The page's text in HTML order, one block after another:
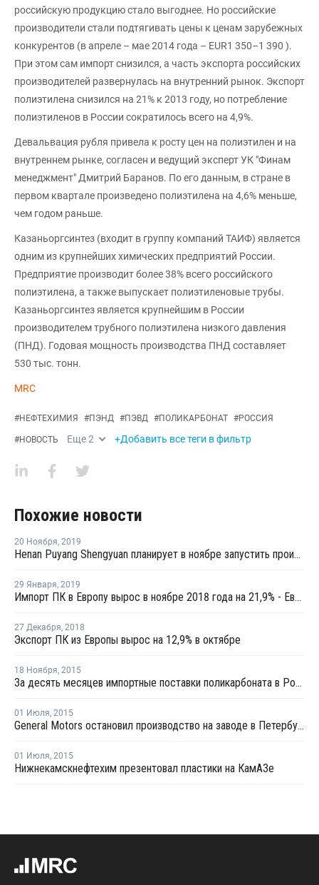
российскую продукцию стало выгоднее. Но российские
производители стали подтягивать цены к ценам зарубежных
конкурентов (в апреле – мае 2014 года – EUR1 350–1 390 ).
При этом сам импорт снизился, а часть экспорта российских
производителей развернулась на внутренний рынок. Экспорт
полиэтилена снизился на 21% к 2013 году, но потребление
полиэтиленов в России сократилось всего на 4,9%.
Девальвация рубля привела к росту цен на полиэтилен и на
внутреннем рынке, согласен и ведущий эксперт УК "Финам
менеджмент" Дмитрий Баранов. По его данным, в стране в
первом квартале произведено полиэтилена на 4,6% меньше,
чем годом раньше.
Казаньоргсинтез (входит в группу компаний ТАИФ) является
одним из крупнейших химических предприятий России.
Предприятие производит более 38% всего российского
полиэтилена, а также выпускает полиэтиленовые трубы.
Казаньоргсинтез является крупнейшим в России
производителем трубного полиэтилена низкого давления
(ПНД). Годовая мощность производства ПНД составляет
530 тыс. тонн.
MRC
#НЕФТЕХИМИЯ #ПЭНД #ПЭВД #ПОЛИКАРБОНАТ #РОССИЯ
#НОВОСТЬ Еще2 +Добавить все теги в фильтр
Похожие новости
20 Ноября, 2019
Henan Puyang Shengyuan планирует в ноябре запустить производство ПК в Китае
29 Января, 2019
Импорт ПК в Европу вырос в ноябре 2018 года на 21,9% - Евростат
27 Декабря, 2018
Экспорт ПК из Европы вырос на 12,9% в октябре
18 Ноября, 2015
За десять месяцев импортные поставки поликарбоната в Россию сократились на 35%
01 Июля, 2015
General Motors остановил производство на заводе в Петербурге
01 Июля, 2015
Нижнекамскнефтехим презентовал пластики на КамАЗе